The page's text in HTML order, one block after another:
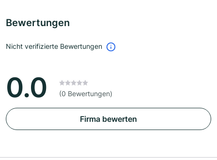
Bewertungen
Nicht verifizierte Bewertungen
0.0 (0 Bewertungen)
Firma bewerten